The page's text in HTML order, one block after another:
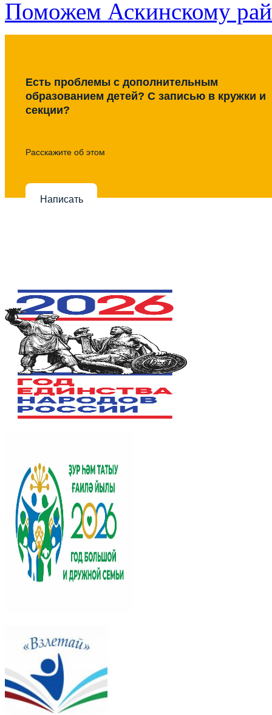
Поможем Аскинскому
Есть проблемы с дополнительным
образованием детей? С записью в кружки и
секции?
Расскажите об этом
Написать